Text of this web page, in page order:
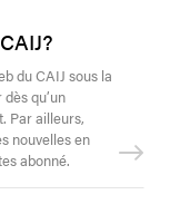
du CAIJ sous la
qu’un
Par ailleurs,
nouvelles en
abonné.